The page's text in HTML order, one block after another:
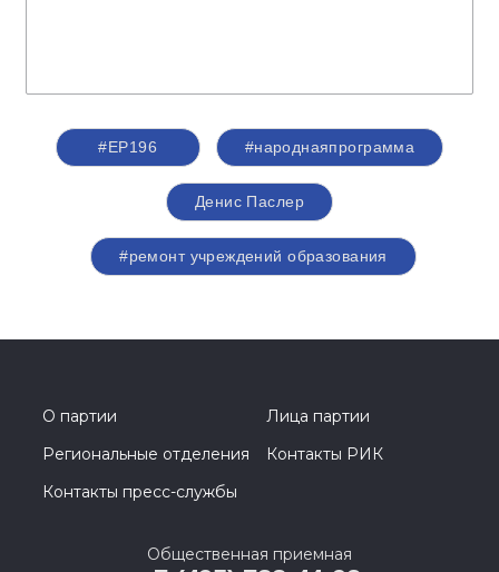
#ЕР196 #народнаяпрограмма
Денис Паслер
#ремонт учреждений образования
О партии
Лица партии
Региональные отделения
Контакты РИК
Контакты пресс-службы
Общественная приемная